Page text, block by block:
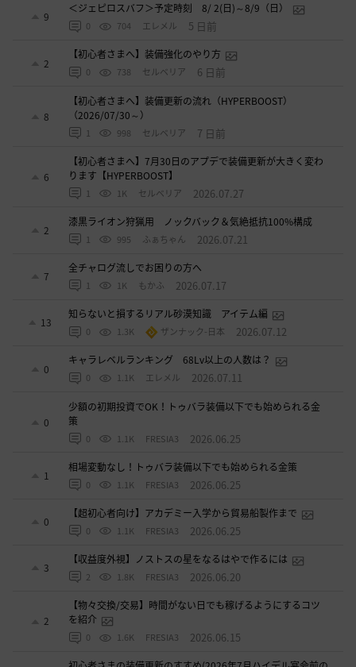
9
＜ジェピロスバフ＞予定時刻 8/ 2(日)～8/9（日）
0 704 エレメル 5 日前
2
【初心者さまへ】装備強化のやり方
0 738 セルベリア 6 日前
8
【初心者さまへ】装備更新の流れ（HYPERBOOST）
（2026/07/30～）
1 998 セルベリア 7 日前
6
【初心者さまへ】7月30日のアプデで装備更新が大きく変わ
ります【HYPERBOOST】
1 1K セルベリア 2026.07.27
2
漆黒ライオン狩猟用 ノックバック＆気絶抵抗100%構成
1 995 ふぁちゃん 2026.07.21
7
全チャログ流しでお困りの方へ
1 1K もかふ 2026.07.17
13
知らないと損するリアル砂漠知識 アイテム編
0 1.3K ザンナック-日本 2026.07.12
0
キャラレベルランキング 68Lv以上の人数は？
0 1.1K エレメル 2026.07.11
0
少額の初期投資でOK！トゥバラ装備以下でも始められる金
策
0 1.1K FRESIA3 2026.06.25
1
相場変動なし！トゥバラ装備以下でも始められる金策
0 1.1K FRESIA3 2026.06.25
0
【超初心者向け】アカデミー入学から貿易船製作まで
0 1.1K FRESIA3 2026.06.25
3
【収益度外視】ノストスの星をなるはやで作るには
2 1.8K FRESIA3 2026.06.20
2
【物々交換/交易】時間がない日でも稼げるようにするコツ
を紹介
0 1.6K FRESIA3 2026.06.15